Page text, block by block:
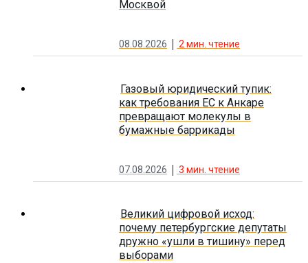
Москвой
08.08.2026 2мин. чтение
Газовый юридический тупик:
как требования ЕС к Анкаре
превращают молекулы в
бумажные баррикады
07.08.2026 3 мин. чтение
Великий цифровой исход:
почему петербургские депутаты
дружно «ушли в тишину» перед
выборами